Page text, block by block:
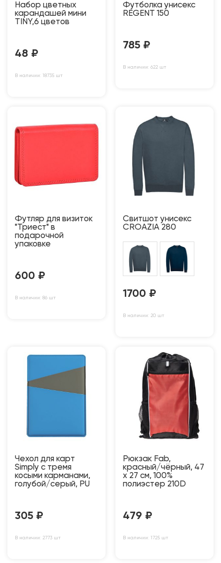
Набор цветных
карандашей мини
TINY,6 цветов
48 ₽
В наличии: 18735 шт
Футболка унисекс
REGENT 150
785 ₽
В наличии: 622 шт
Футляр для визиток
"Триест" в
подарочной
упаковке
600 ₽
В наличии: 86 шт
Свитшот унисекс
CROAZIA 280
1700 ₽
В наличии: 20 шт
Чехол для карт
Simply с тремя
косыми карманами,
голубой/серый, PU
305 ₽
В наличии: 2773 шт
Рюкзак Fab,
красный/чёрный, 47
x 27 см, 100%
полиэстер 210D
479 ₽
В наличии: 1725 шт